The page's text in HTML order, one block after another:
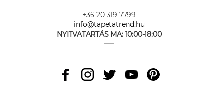
+36 20 319 7799
info@tapetatrend.hu
NYITVATARTÁS MA: 10:00-18:00